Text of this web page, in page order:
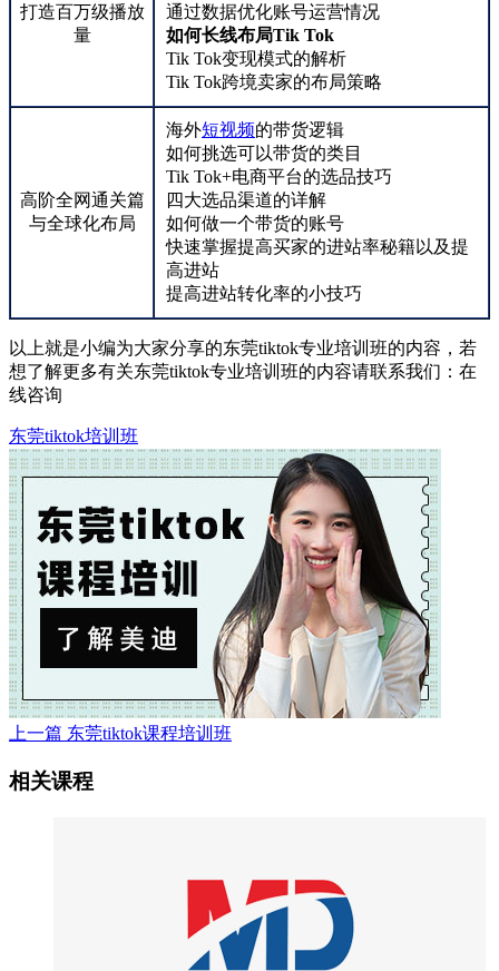
打造百万级播放
量
通过数据优化账号运营情况
如何长线布局Tik Tok
Tik Tok变现模式的解析
Tik Tok跨境卖家的布局策略
高阶全网通关篇
与全球化布局
海外短视频的带货逻辑
如何挑选可以带货的类目
Tik Tok+电商平台的选品技巧
四大选品渠道的详解
如何做一个带货的账号
快速掌握提高买家的进站率秘籍以及提
高进站
提高进站转化率的小技巧
以上就是小编为大家分享的东莞tiktok专业培训班的内容，若
想了解更多有关东莞tiktok专业培训班的内容请联系我们： 在
线咨询
东莞tiktok培训班
上一篇 东莞tiktok课程培训班
相关课程